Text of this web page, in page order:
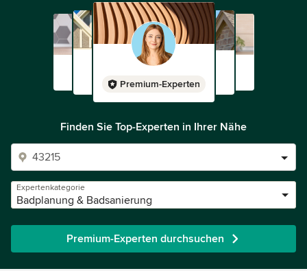
Premium-Experten
Finden Sie Top-Experten in Ihrer Nähe
Expertenkategorie
Badplanung & Badsanierung
Premium-Experten durchsuchen